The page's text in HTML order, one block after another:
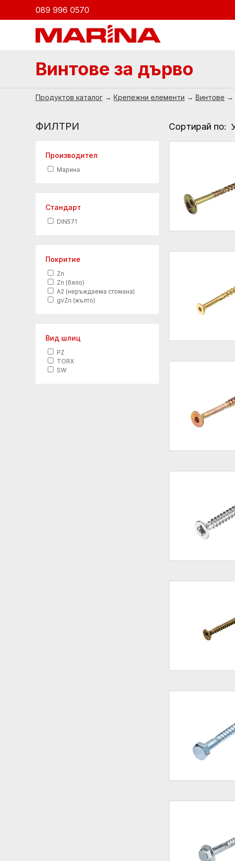
089 996 0570
Винтове за дърво
Продуктов каталог → Крепежни елементи → Винтове →
ФИЛТРИ
Производител
Марина
Стандарт
DIN571
Покритие
Zn
Zn (бяло)
A2 (неръждаема стомана)
gvZn (жълто)
Вид шлиц
PZ
TORX
SW
Сортирай по: